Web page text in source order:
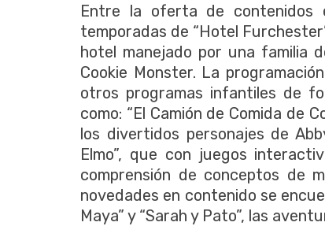
Entre la oferta de contenidos
temporadas de “Hotel
hotel manejado por una familia
Cookie Monster. La
otros programas infantiles de
como: “El Camión de Comida de
los divertidos personajes de
Elmo”, que con juegos
comprensión de conceptos de
novedades en contenido se
Maya” y “Sarah y Pato”, las